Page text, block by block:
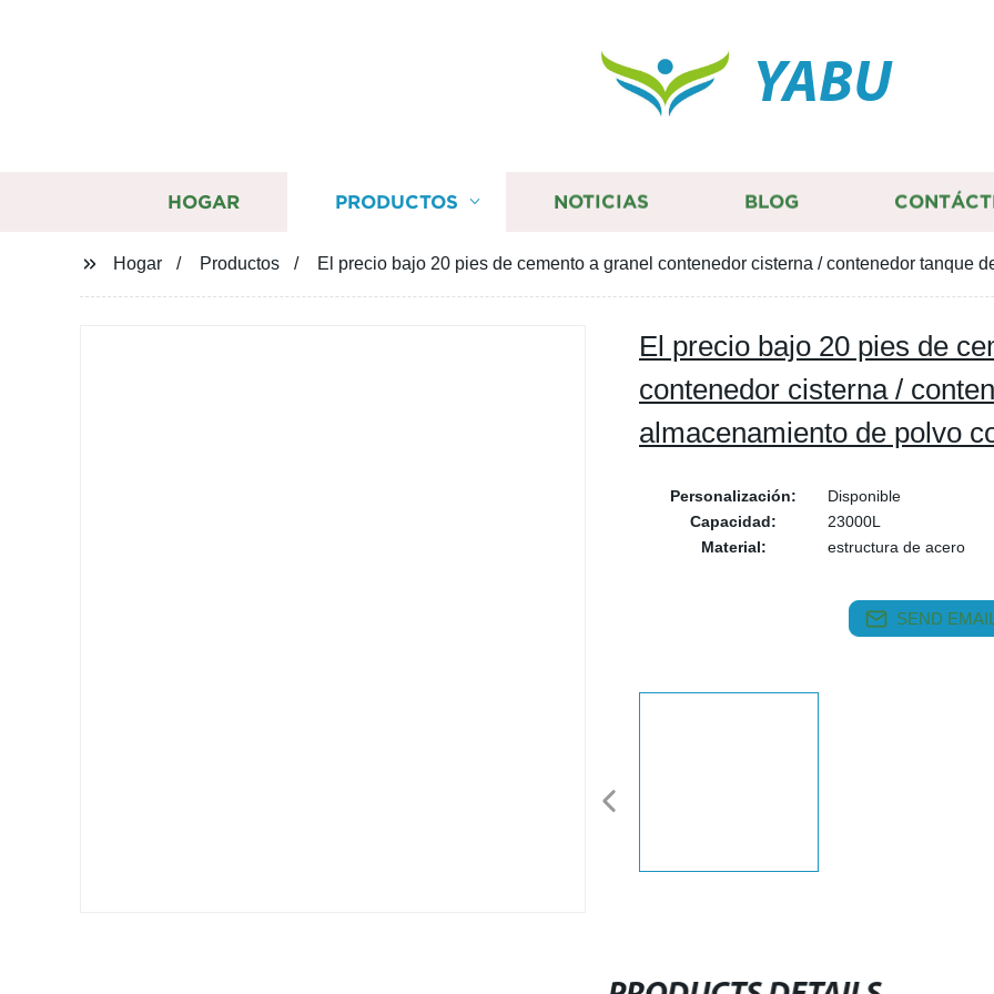
YABU
HOGAR PRODUCTOS NOTICIAS BLOG
Hogar Productos El precio bajo 20 pies de cemento a granel contenedor cisterna / contenedor tanque
El precio bajo 20 pies de
contenedor cisterna /
almacenamiento de polvo
Personalización:
Disponible
Capacidad:
23000L
Material:
estructura de acero
SEND